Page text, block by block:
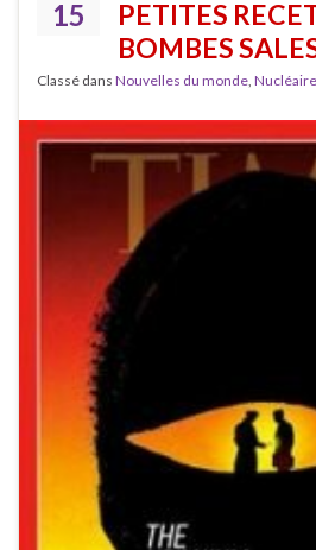
15
PETITES
BOMBES
Classé dans Nouvelles du monde